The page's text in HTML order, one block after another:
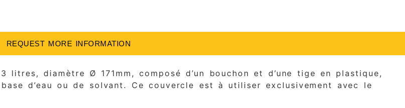
REQUEST MORE INFORMATION
litres, diamètre Ø 171mm, composé d’un bouchon et d’une tige en plastique,
d’eau ou de solvant. Ce couvercle est à utiliser exclusivement avec le